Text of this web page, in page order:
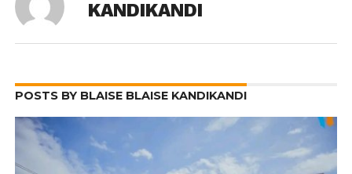
KANDIKANDI
POSTS BY BLAISE BLAISE KANDIKANDI